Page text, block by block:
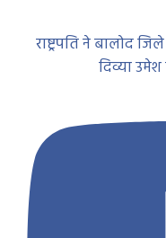
राष्ट्रपति ने बालोद
दिव्या उमेश